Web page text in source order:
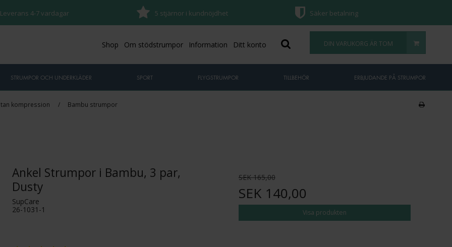
Leverans 4-7 vardagar 5 stjärnor i kundnöjdhet Säker betalning
DIN VARUKORG ÄR TOM
Shop Om stödstrumpor Information Ditt konto
STRUMPOR OCH UNDERKLÄDER SPORT FLYGSTRUMPOR TILLBEHÖR ERBJUDANDE PÅ STRUMPOR
kompression / Bambu strumpor
Ankel Strumpor i Bambu, 3 par,
Dusty
SupCare
26-1031-1
SEK 165,00
SEK 140,00
Visa produkten